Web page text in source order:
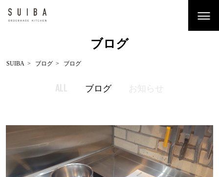
ブログ
SUIBA ブログ ブログ
ALL ブログ お知らせ